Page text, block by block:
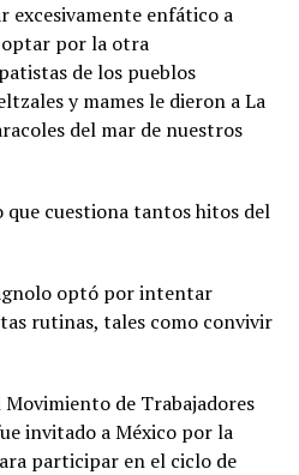
excesivamente enfático a
optar por la otra
de los pueblos
y mames le dieron a La
del mar de nuestros
que cuestiona tantos hitos del
optó por intentar
rutinas, tales como convivir
de Trabajadores
invitado a México por la
participar en el ciclo de